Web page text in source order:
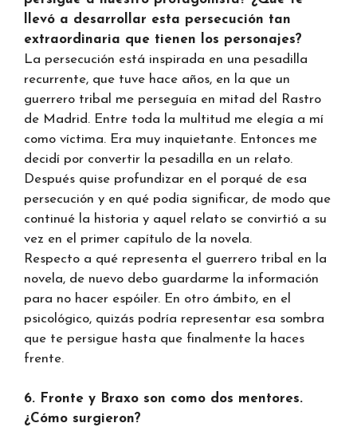
llevó a desarrollar esta persecución tan
extraordinaria que tienen los personajes?
La persecución está inspirada en una pesadilla
recurrente, que tuve hace años, en la que un
guerrero tribal me perseguía en mitad del Rastro
de Madrid. Entre toda la multitud me elegía a mí
como víctima. Era muy inquietante. Entonces me
decidí por convertir la pesadilla en un relato.
Después quise profundizar en el porqué de esa
persecución y en qué podía significar, de modo que
continué la historia y aquel relato se convirtió a su
vez en el primer capítulo de la novela.
Respecto a qué representa el guerrero tribal en la
novela, de nuevo debo guardarme la información
para no hacer espóiler. En otro ámbito, en el
psicológico, quizás podría representar esa sombra
que te persigue hasta que finalmente la haces
frente.
6. Fronte y Braxo son como dos mentores.
¿Cómo surgieron?